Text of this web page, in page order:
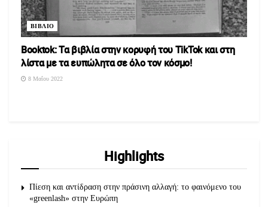
ΒΙΒΛΙΟ
Βοοktok: Τα βιβλία στην κορυφή του TikTok και στη
λίστα με τα ευπώλητα σε όλο τον κόσμο!
8 Μαΐου 2022
Highlights
Πίεση και αντίδραση στην πράσινη αλλαγή: το φαινόμενο του
«greenlash» στην Ευρώπη